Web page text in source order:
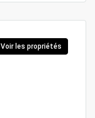
Voir les propriétés